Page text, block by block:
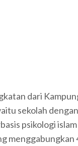
dari
sekolah
psikologi
menggabungkan